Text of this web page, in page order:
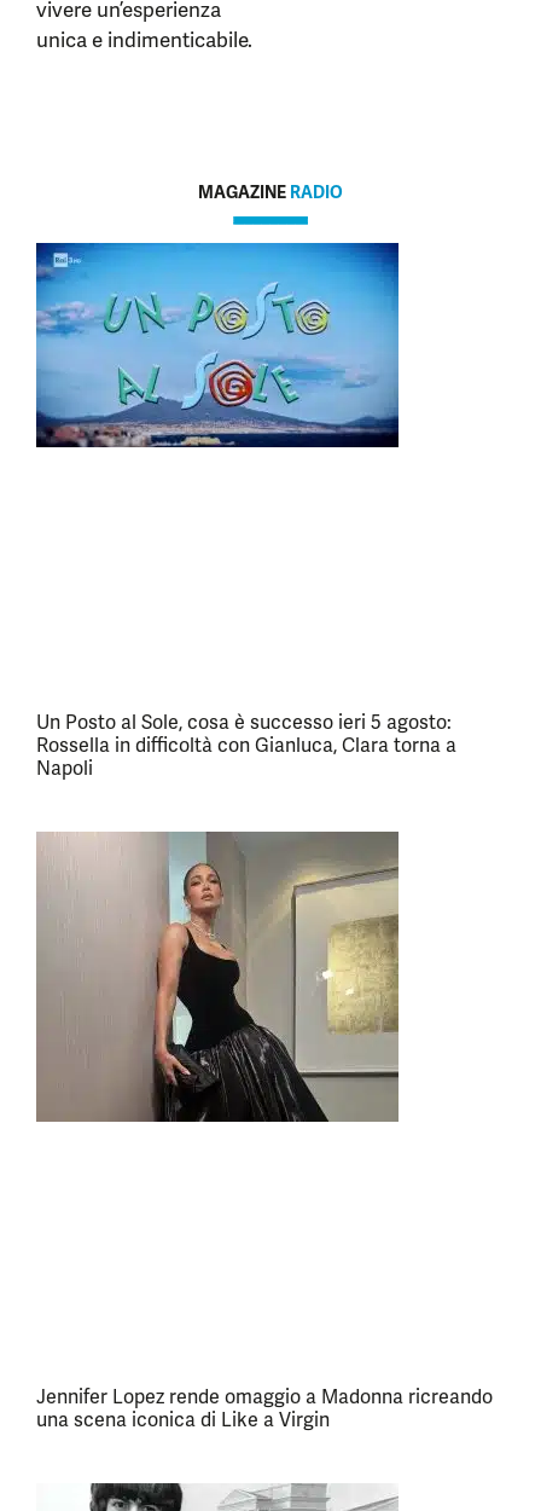
vivere un’esperienza
unica e indimenticabile.
MAGAZINE RADIO
Un Posto al Sole, cosa è successo ieri 5 agosto:
Rossella in difficoltà con Gianluca, Clara torna a
Napoli
Jennifer Lopez rende omaggio a Madonna ricreando
una scena iconica di Like a Virgin